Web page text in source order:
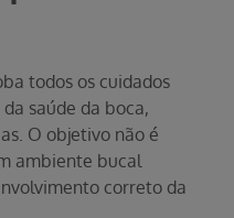
todos os cuidados
saúde da boca,
O objetivo não é
ambiente bucal
correto da